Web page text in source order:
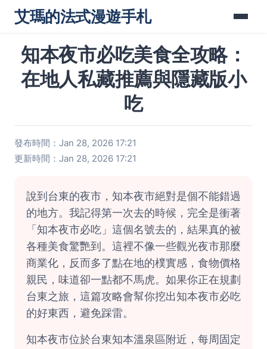
艾瑪的法式漫遊手札
知本夜市必吃美食全攻略：
在地人私藏推薦與隱藏版小
吃
發布時間：Jan 28, 2026 17:21
更新時間：Jan 28, 2026 17:21
說到台東的夜市，知本夜市絕對是個不能錯過
的地方。我記得第一次去的時候，完全是衝著
「知本夜市必吃」這個名號去的，結果真的被
各種美食驚艷到。這裡不像一些觀光夜市那麼
商業化，反而多了點在地的樸實感，食物價格
親民，味道卻一點都不馬虎。如果你正在規劃
台東之旅，這篇攻略會幫你挖出知本夜市必吃
的好東西，避免踩雷。
知本夜市位於台東知本溫泉區附近，每周固定